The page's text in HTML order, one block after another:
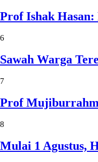
Prof Ishak
6
Sawah Warga
7
Prof
8
Mulai 1 Agustus,